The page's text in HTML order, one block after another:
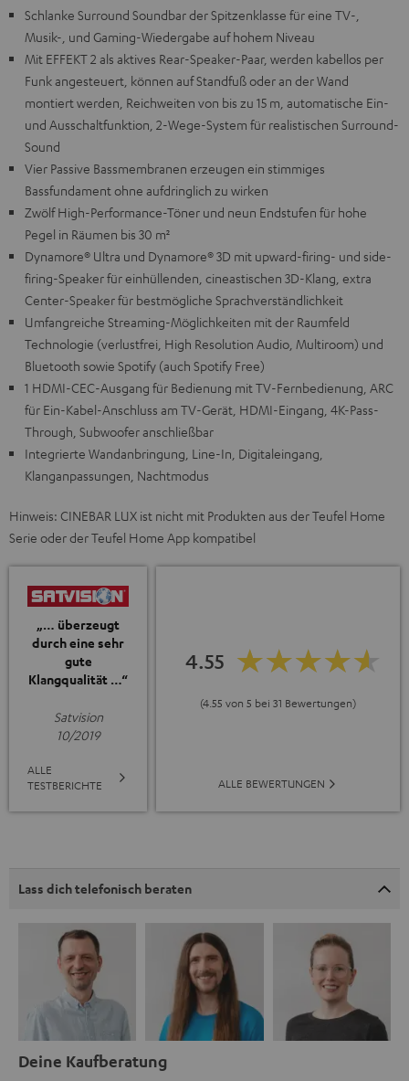
Schlanke Surround Soundbar der Spitzenklasse für eine TV-,
Musik-, und Gaming-Wiedergabe auf hohem Niveau
Mit EFFEKT 2 als aktives Rear-Speaker-Paar, werden kabellos per
Funk angesteuert, können auf Standfuß oder an der Wand
montiert werden, Reichweiten von bis zu 15 m, automatische Ein-
und Ausschaltfunktion, 2-Wege-System für realistischen Surround-
Sound
Vier Passive Bassmembranen erzeugen ein stimmiges
Bassfundament ohne aufdringlich zu wirken
Zwölf High-Performance-Töner und neun Endstufen für hohe
Pegel in Räumen bis 30 m²
Dynamore® Ultra und Dynamore® 3D mit upward-firing- und side-
firing-Speaker für einhüllenden, cineastischen 3D-Klang, extra
Center-Speaker für bestmögliche Sprachverständlichkeit
Umfangreiche Streaming-Möglichkeiten mit der Raumfeld
Technologie (verlustfrei, High Resolution Audio, Multiroom) und
Bluetooth sowie Spotify (auch Spotify Free)
1 HDMI-CEC-Ausgang für Bedienung mit TV-Fernbedienung, ARC
für Ein-Kabel-Anschluss am TV-Gerät, HDMI-Eingang, 4K-Pass-
Through, Subwoofer anschließbar
Integrierte Wandanbringung, Line-In, Digitaleingang,
Klanganpassungen, Nachtmodus
Hinweis: CINEBAR LUX ist nicht mit Produkten aus der Teufel Home
Serie oder der Teufel Home App kompatibel
„… überzeugt
durch eine sehr
gute
Klangqualität …“
Satvision
10/2019
ALLE
TESTBERICHTE
4.55
(4.55 von 5 bei 31 Bewertungen)
ALLE BEWERTUNGEN
Lass dich telefonisch beraten
Deine Kaufberatung